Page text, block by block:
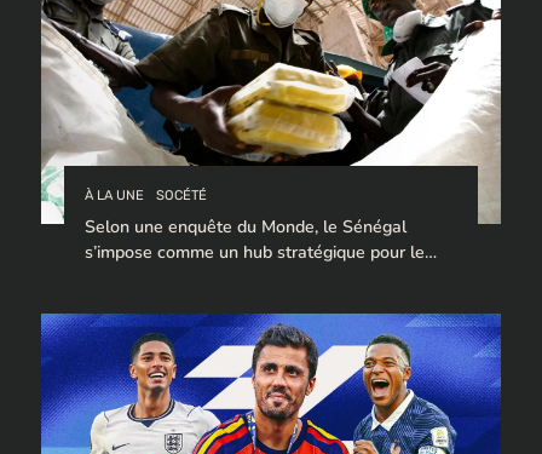
À LA UNE SOCÉTÉ
Selon une enquête du Monde, le Sénégal
s’impose comme un hub stratégique pour le